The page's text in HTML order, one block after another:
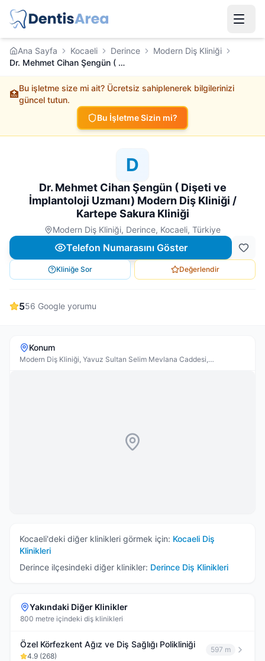
Ana Sayfa Kocaeli Derince
Modern Diş Kliniği
Dr. Mehmet Cihan Şengün ( Dişeti ve İmplantoloji Uzmanı) Modern Diş Kliniği / Kartepe Sakura Kliniği
🏥
Bu işletme size mi ait? Ücretsiz sahiplenerek bilgilerinizi
güncel tutun.
Bu İşletme Sizin mi?
D
Dr. Mehmet Cihan Şengün ( Dişeti ve
İmplantoloji Uzmanı) Modern Diş Kliniği /
Kartepe Sakura Kliniği
Modern Diş Kliniği, Derince, Kocaeli, Türkiye
Telefon Numarasını Göster
Kliniğe Sor Değerlendir
556 Google yorumu
Konum
Modern Diş Kliniği, Yavuz Sultan Selim Mevlana Caddesi,
Kocaeli'deki diğer klinikleri görmek için: Kocaeli Diş
Klinikleri
Derince ilçesindeki diğer klinikler: Derince Diş Klinikleri
Yakındaki Diğer Klinikler
800 metre içindeki diş klinikleri
Özel Körfezkent Ağız ve Diş Sağlığı Polikliniği
4.9 (268)
597 m